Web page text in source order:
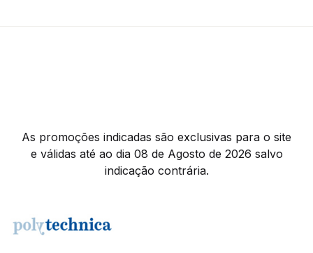
As promoções indicadas são exclusivas para o site
e válidas até ao dia 08 de Agosto de 2026 salvo
indicação contrária.